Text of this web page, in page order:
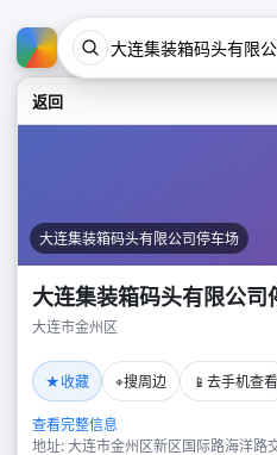
返回
大连集装箱码头有限公司停车场
大连集装箱码头有限公司
大连市金州区
★收藏 ⌖搜周边 📱 去手机查看
查看完整信息
地址: 大连市金州区新区国际路海洋路